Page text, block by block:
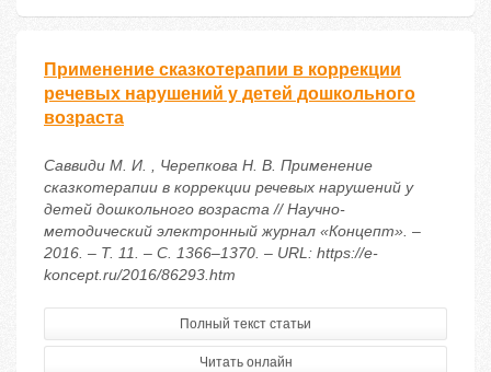
Применение сказкотерапии в коррекции
речевых нарушений у детей дошкольного
возраста
Саввиди М. И. , Черепкова Н. В. Применение
сказкотерапии в коррекции речевых нарушений у
детей дошкольного возраста // Научно-
методический электронный журнал «Концепт». –
2016. – Т. 11. – С. 1366–1370. – URL: https://e-
koncept.ru/2016/86293.htm
Полный текст статьи
Читать онлайн